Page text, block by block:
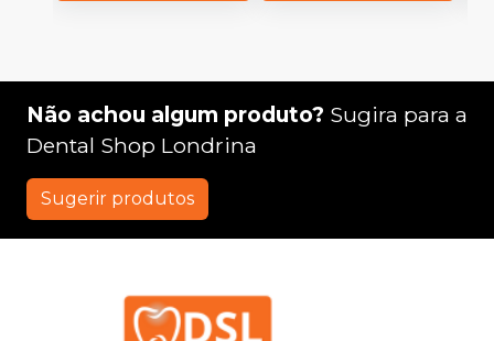
Não achou algum produto? Sugira para a
Dental Shop Londrina
Sugerir produtos